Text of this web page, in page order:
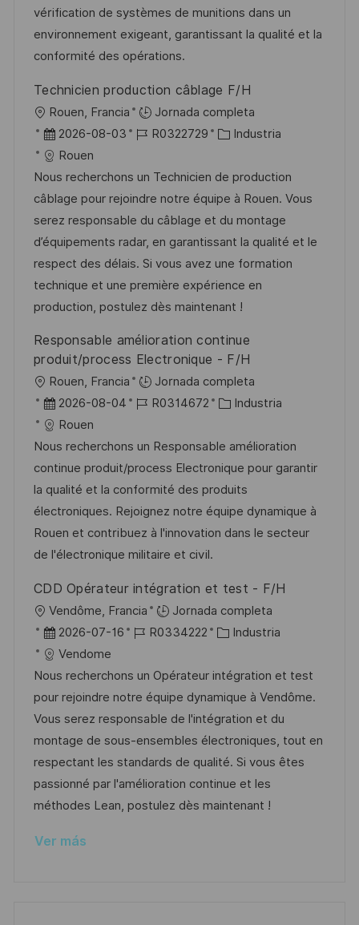
n
p
u
b
i
c
a
i
ó
n
p
l
e
r
í
a
vérification de systèmes de munitions dans un
environnement exigeant, garantissant la qualité et la
conformité des opérations.
Technicien production câblage F/H
U
b
c
a
c
i
ó
n
Rouen, Francia
Jornada completa
F
e
c
h
a
d
e
p
u
l
a
c
2026-08-03
I
d
e
e
m
p
l
e
R0322729
C
t
e
g
o
r
í
a
Industria
Rouen
Nous recherchons un Technicien de production
câblage pour rejoindre notre équipe à Rouen. Vous
serez responsable du câblage et du montage
d’équipements radar, en garantissant la qualité et le
respect des délais. Si vous avez une formation
technique et une première expérience en
production, postulez dès maintenant !
Responsable amélioration continue
produit/process Electronique - F/H
U
b
c
a
c
i
ó
n
Rouen, Francia
Jornada completa
F
e
c
h
a
d
e
p
b
l
i
c
a
c
i
ó
n
2026-08-04
I
d
e
e
m
p
l
o
R0314672
C
t
e
g
o
r
Industria
Rouen
Nous recherchons un Responsable amélioration
continue produit/process Electronique pour garantir
la qualité et la conformité des produits
électroniques. Rejoignez notre équipe dynamique à
Rouen et contribuez à l'innovation dans le secteur
de l'électronique militaire et civil.
CDD Opérateur intégration et test - F/H
U
b
c
a
c
i
ó
n
Vendôme, Francia
Jornada completa
F
e
c
h
a
d
e
p
u
l
2026-07-16
I
d
e
e
m
p
l
e
R0334222
C
t
e
g
o
r
í
a
Industria
Vendome
Nous recherchons un Opérateur intégration et test
pour rejoindre notre équipe dynamique à Vendôme.
Vous serez responsable de l'intégration et du
montage de sous-ensembles électroniques, tout en
respectant les standards de qualité. Si vous êtes
passionné par l'amélioration continue et les
méthodes Lean, postulez dès maintenant !
Ver más